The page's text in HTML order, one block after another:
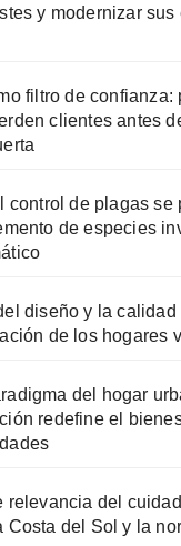
y modernizar sus
filtro de confianza:
clientes antes
control de plagas se
de especies
diseño y la
de los hogares
del hogar
redefine el
relevancia del
Costa del Sol y la